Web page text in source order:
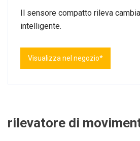
Il sensore compatto rileva
intelligente.
Visualizza nel negozio*
rilevatore di